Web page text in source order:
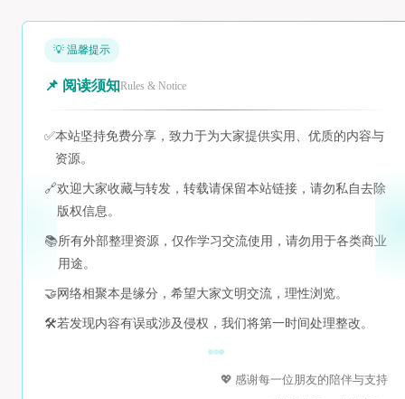
💡 温馨提示
📌 阅读须知Rules & Notice
✅本站坚持免费分享，致力于为大家提供实用、优质的内容与
资源。
🔗欢迎大家收藏与转发，转载请保留本站链接，请勿私自去除
版权信息。
📚所有外部整理资源，仅作学习交流使用，请勿用于各类商业
用途。
🤝 网络相聚本是缘分，希望大家文明交流，理性浏览。
🛠️若发现内容有误或涉及侵权，我们将第一时间处理整改。
💖 感谢每一位朋友的陪伴与支持